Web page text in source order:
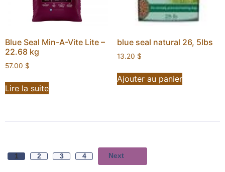
Blue Seal Min-A-Vite Lite –
22.68 kg
57.00 $
Lire la suite
blue seal natural 26, 5lbs
13.20 $
Ajouter au panier
1 2 3 4 Next